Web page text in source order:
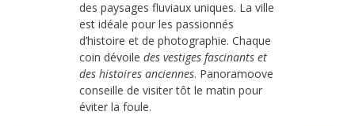
des paysages fluviaux uniques. La ville
est idéale pour les passionnés
d’histoire et de photographie. Chaque
coin dévoile des vestiges fascinants et
des histoires anciennes. Panoramoove
conseille de visiter tôt le matin pour
éviter la foule.